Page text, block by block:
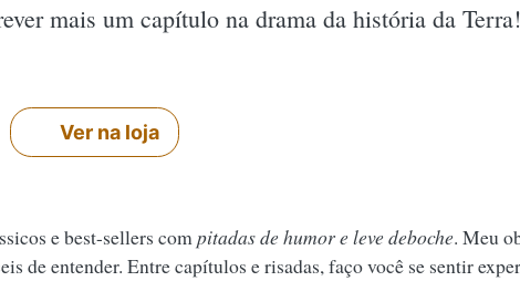
mais um capítulo na drama da história da Terra!
Ver na loja
e best-sellers compitadas de humor e leve deboche. Meu
de entender. Entre capítulos e risadas, faço você se sentir